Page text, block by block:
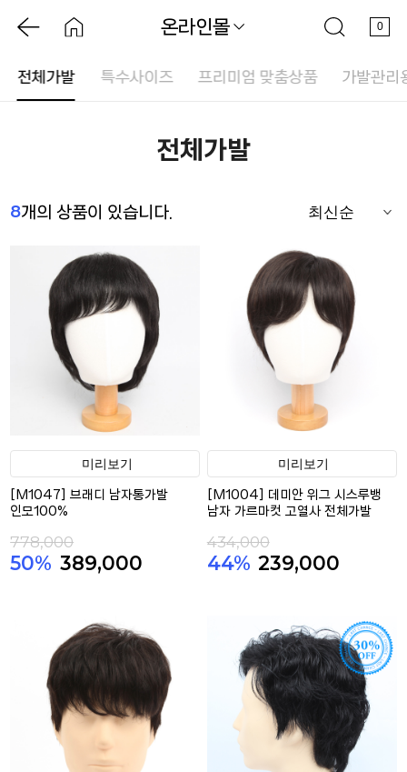
0
온라인몰
전체가발 특수사이즈 프리미엄 맞춤상품 가발관리
전체가발
8개의 상품이 있습니다.
미리보기
[M1047] 브래디 남자통가발
인모100%
778,000
50% 389,000
미리보기
[M1004] 데미안 위그 시스루뱅
남자 가르마컷 고열사 전체가발
434,000
44% 239,000